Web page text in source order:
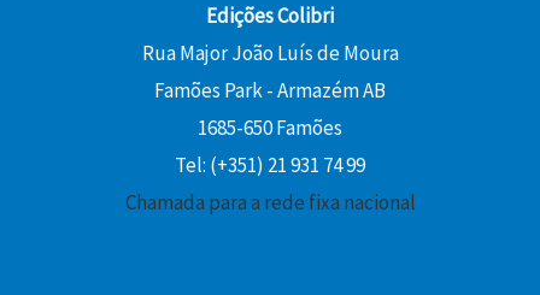
Edições Colibri
Rua Major João Luís de Moura
Famões Park - Armazém AB
1685-650 Famões
Tel: (+351) 21 931 74 99
Chamada para a rede fixa nacional